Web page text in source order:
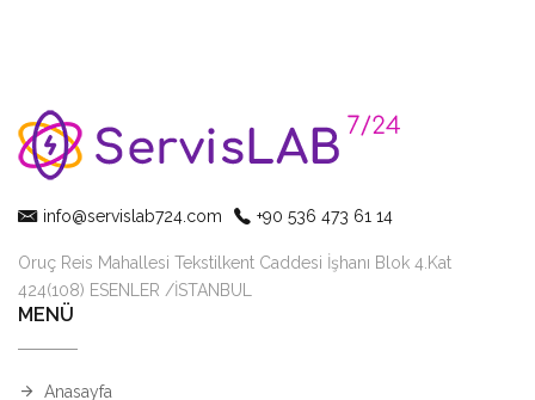
info@servislab724.com +90 536 473 61 14
Oruç Reis Mahallesi Tekstilkent Caddesi İşhanı Blok 4.Kat
424(108) ESENLER /İSTANBUL
MENÜ
Anasayfa